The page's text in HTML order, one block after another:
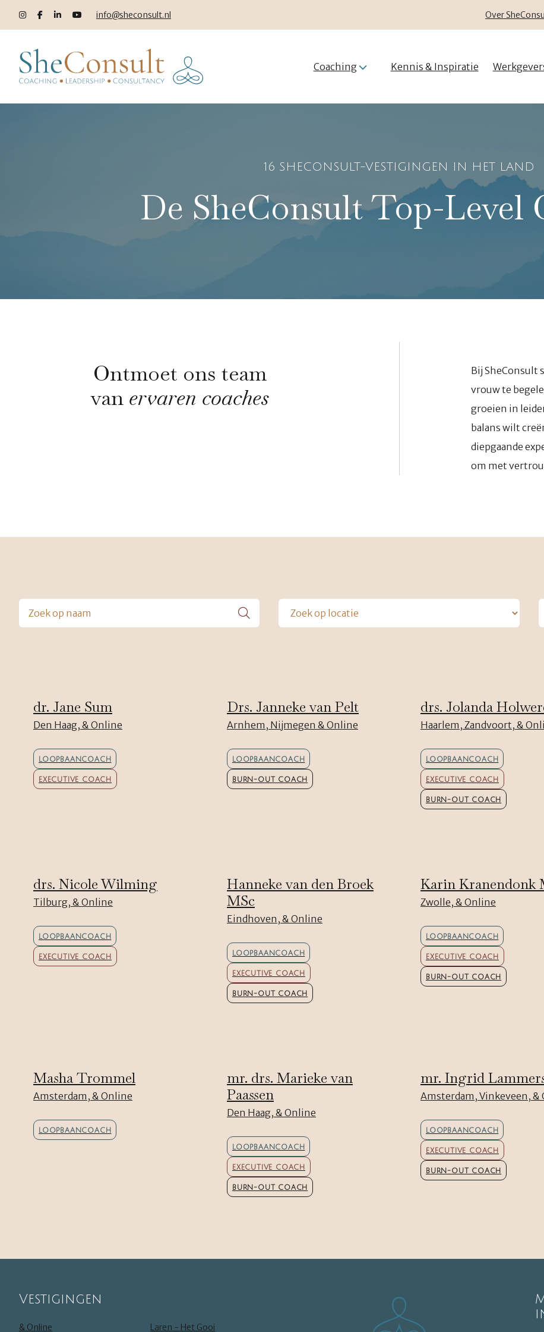
info@sheconsult.nl Over
Coaching Kennis & Inspiratie
16 SHECONSULT-VESTIGINGEN IN HET LAND
De SheConsult Top-Level
Ontmoet ons team
van ervaren coaches
Bij SheConsult
vrouw te
groeien in
balans wilt
diepgaande
om met
dr. Jane Sum
Den Haag, & Online
LOOPBAANCOACH
EXECUTIVE COACH
Drs. Janneke van Pelt
Arnhem, Nijmegen & Online
LOOPBAANCOACH
BURN-OUT COACH
drs. Jolanda
Haarlem, Zandvoort, &
LOOPBAANCOACH
EXECUTIVE COACH
BURN-OUT COACH
drs. Nicole Wilming
Tilburg, & Online
LOOPBAANCOACH
EXECUTIVE COACH
Hanneke van den Broek
MSc
Eindhoven, & Online
LOOPBAANCOACH
EXECUTIVE COACH
BURN-OUT COACH
Karin Kranendonk
Zwolle, & Online
LOOPBAANCOACH
EXECUTIVE COACH
BURN-OUT COACH
Masha Trommel
Amsterdam, & Online
LOOPBAANCOACH
mr. drs. Marieke van
Paassen
Den Haag, & Online
LOOPBAANCOACH
EXECUTIVE COACH
BURN-OUT COACH
mr. Ingrid
Amsterdam, Vinkeveen, &
LOOPBAANCOACH
EXECUTIVE COACH
BURN-OUT COACH
Vestigingen
& Online Laren - Het Gooi